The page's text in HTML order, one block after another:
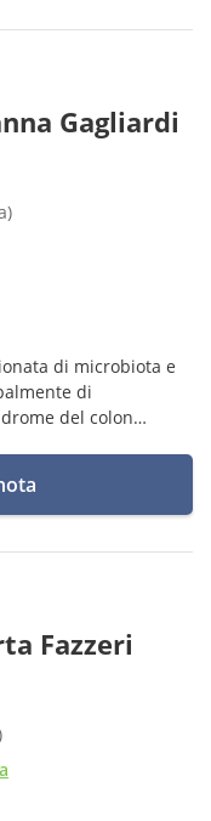
Gagliardi
di microbiota e
di
del colon
Fazzeri